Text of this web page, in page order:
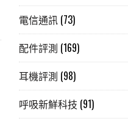
電信通訊 (73)
配件評測 (169)
耳機評測 (98)
呼吸新鮮科技 (91)